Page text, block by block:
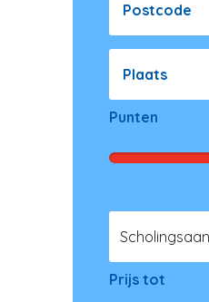
Postcode
Plaats
Punten
Prijs tot